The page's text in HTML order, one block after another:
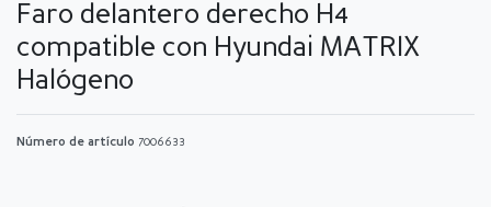
Faro delantero derecho H4
compatible con Hyundai MATRIX
Halógeno
Número de artículo 7006633